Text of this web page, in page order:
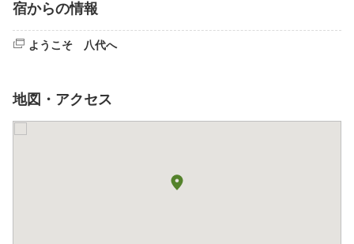
宿からの情報
ようこそ 八代へ
地図・アクセス